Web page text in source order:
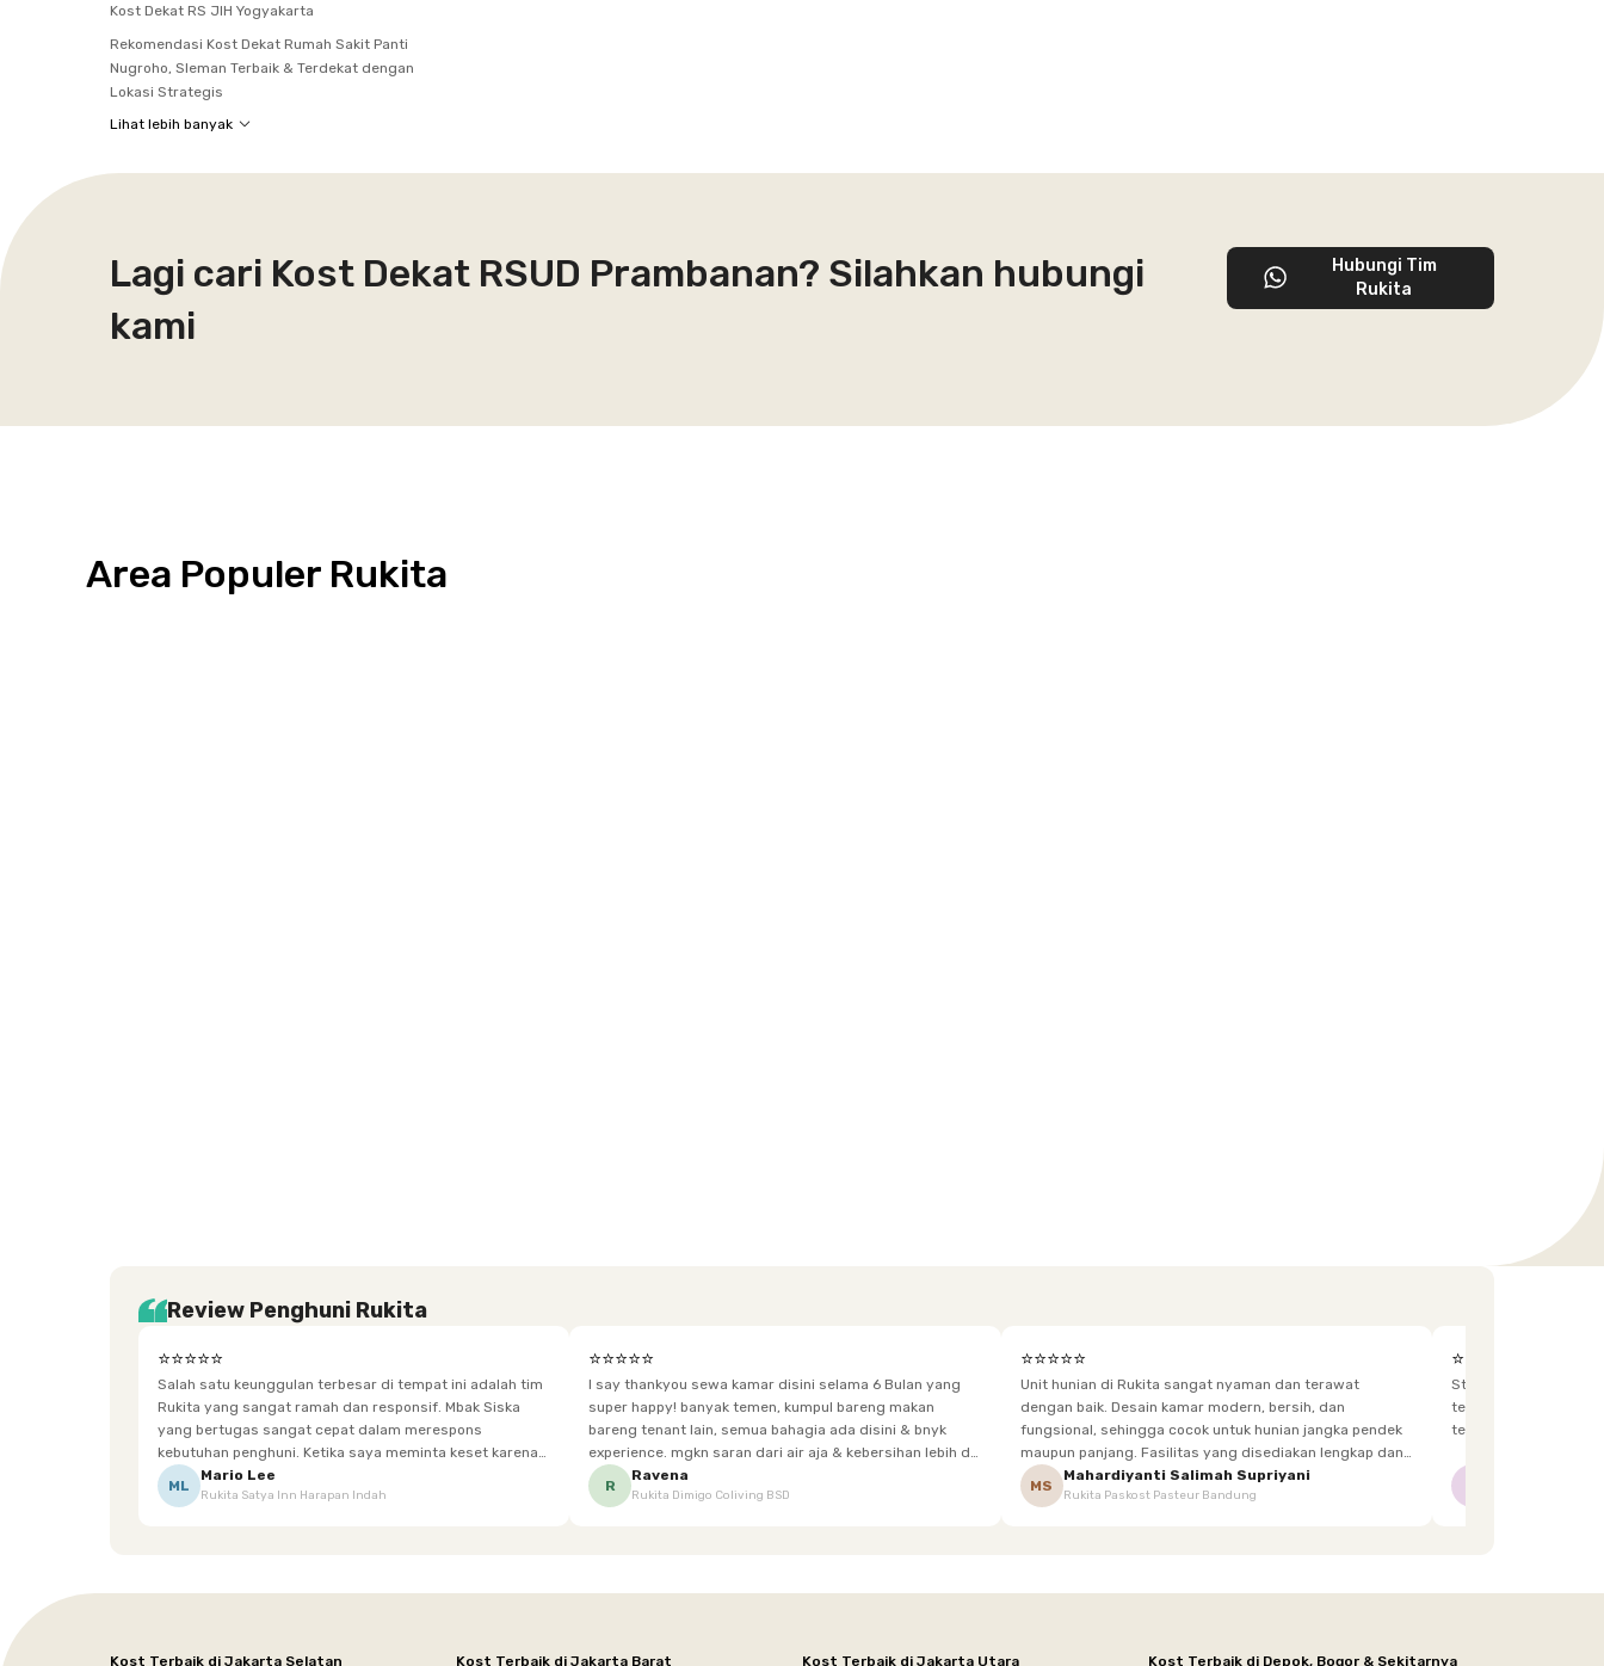
Kost Dekat RS JIH Yogyakarta
Rekomendasi Kost Dekat Rumah Sakit Panti
Nugroho, Sleman Terbaik & Terdekat dengan
Lokasi Strategis
Lihat lebih banyak
Lagi cari Kost Dekat RSUD Prambanan? Silahkan hubungi
kami
Hubungi Tim
Rukita
Area Populer Rukita
Review Penghuni Rukita
⭐⭐⭐⭐⭐
Salah satu keunggulan terbesar di tempat ini adalah tim
Rukita yang sangat ramah dan responsif. Mbak Siska
yang bertugas sangat cepat dalam merespons
kebutuhan penghuni. Ketika saya meminta keset karena
sempat terpeleset, permintaan tersebut langsung
dipenuhi dengan cepat. Terima kasih Mbak Siska.
ML
Mario Lee
Rukita Satya Inn Harapan Indah
⭐⭐⭐⭐⭐
I say thankyou sewa kamar disini selama 6 Bulan yang
super happy! banyak temen, kumpul bareng makan
bareng tenant lain, semua bahagia ada disini & bnyk
experience. mgkn saran dari air aja & kebersihan lebih di
tingkatkan lagi. but, I love Rukita
R
Ravena
Rukita Dimigo Coliving BSD
⭐⭐⭐⭐⭐
Unit hunian di Rukita sangat nyaman dan terawat
dengan baik. Desain kamar modern, bersih, dan
fungsional, sehingga cocok untuk hunian jangka pendek
maupun panjang. Fasilitas yang disediakan lengkap dan
sesuai dengan kebutuhan penghuni, mulai dari furnitur,
area bersama, hingga akses yang mudah.
MS
Mahardiyanti Salimah Supriyani
Rukita Paskost Pasteur Bandung
⭐⭐⭐⭐⭐
Staff yg menjaga
terkadang lupa bawa kunci, dan sangat fast response.
Kost Terbaik di Jakarta Selatan Kost Terbaik di Jakarta Barat Kost Terbaik di Jakarta Utara Kost Terbaik di Depok, Bogor & Sekitarnya